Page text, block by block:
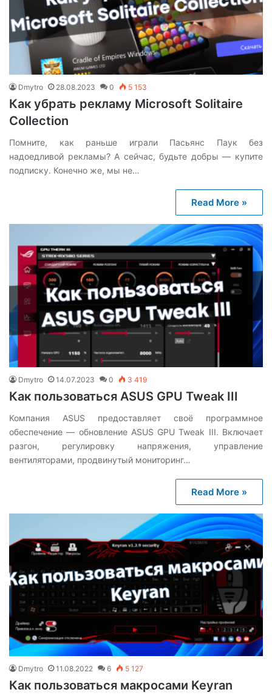
Dmytro 28.08.2023 0 5 153
Как убрать рекламу Microsoft Solitaire
Collection
Помните, как раньше играли Пасьянс Паук без
надоедливой рекламы? А сейчас, будьте добры — купите
подписку. Конечно же, мы не…
Read More »
Dmytro 14.07.2023 0 3 419
Как пользоваться ASUS GPU Tweak III
Компания ASUS предоставляет своё программное
обеспечение — обновление ASUS GPU Tweak III. Включает
разгон, регулировку напряжения, управление
вентиляторами, продвинутый мониторинг…
Read More »
Dmytro 11.08.2022 6 5 127
Как пользоваться макросами Keyran